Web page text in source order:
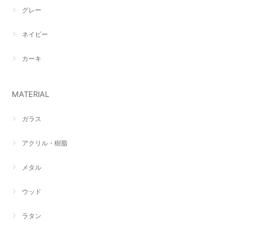
グレー
ネイビー
カーキ
MATERIAL
ガラス
アクリル・樹脂
メタル
ウッド
ラタン